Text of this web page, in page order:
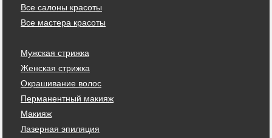
Все салоны красоты
Все мастера красоты
Мужская стрижка
Женская стрижка
Окрашивание волос
Перманентный макияж
Макияж
Лазерная эпиляция